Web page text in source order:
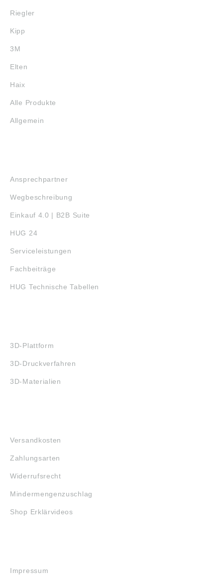
Riegler
Kipp
3M
Elten
Haix
Alle Produkte
Allgemein
Ansprechpartner
Wegbeschreibung
Einkauf 4.0 | B2B Suite
HUG 24
Serviceleistungen
Fachbeiträge
HUG Technische Tabellen
3D-Plattform
3D-Druckverfahren
3D-Materialien
Versandkosten
Zahlungsarten
Widerrufsrecht
Mindermengenzuschlag
Shop Erklärvideos
Impressum